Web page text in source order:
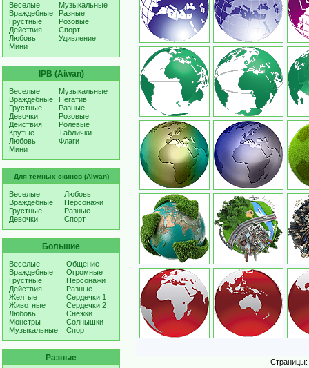
Веселые
Враждебные
Грустные
Действия
Любовь
Мини
Музыкальные
Разные
Розовые
Спорт
Удивление
IPB (Aiwan)
Веселые
Враждебные
Грустные
Девочки
Действия
Крутые
Любовь
Мини
Музыкальные
Негатив
Разные
Розовые
Ролевые
Таблички
Флаги
Для темных скинов (Aiwan)
Веселые
Враждебные
Грустные
Девочки
Любовь
Персонажи
Разные
Спорт
Большие
Веселые
Враждебные
Грустные
Действия
Желтые
Животные
Любовь
Монстры
Музыкальные
Общение
Огромные
Персонажи
Разные
Сердечки 1
Сердечки 2
Снежки
Солнышки
Спорт
Разные
Страницы: